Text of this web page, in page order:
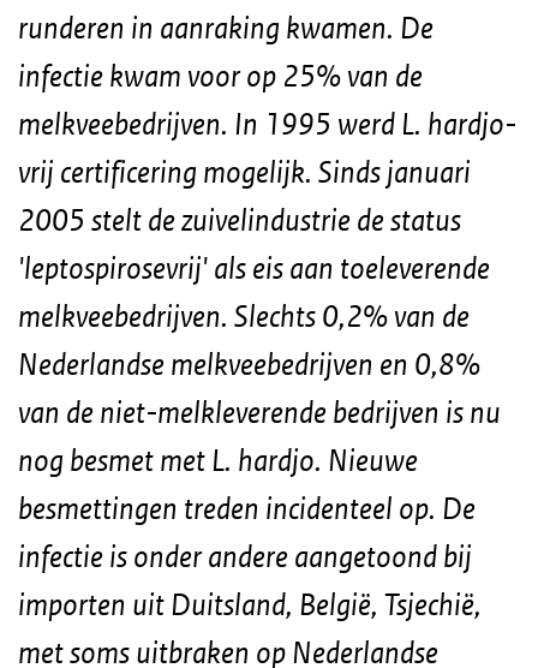
runderen in aanraking kwamen. De
infectie kwam voor op 25% van de
melkveebedrijven. In 1995 werd L. hardjo-
vrij certificering mogelijk. Sinds januari
2005 stelt de zuivelindustrie de status
'leptospirosevrij' als eis aan toeleverende
melkveebedrijven. Slechts 0,2% van de
Nederlandse melkveebedrijven en 0,8%
van de niet-melkleverende bedrijven is nu
nog besmet met L. hardjo. Nieuwe
besmettingen treden incidenteel op. De
infectie is onder andere aangetoond bij
importen uit Duitsland, België, Tsjechië,
met soms uitbraken op Nederlandse